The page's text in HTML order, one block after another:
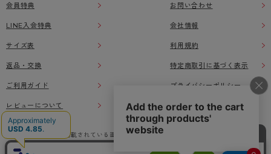
会員特典
LINE入会特典
サイズ表
返品・交換
ご利用ガイド
レビューについて
お問い合わせ
会社情報
利用規約
特定商取引に基づく表示
プライバシーポリシー
本ウェブサイト上に掲載されている画像、イラストなどの著作物の全部または一部をアツ